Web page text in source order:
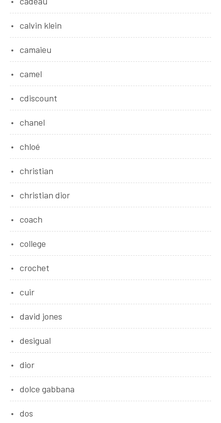
calvin klein
camaieu
camel
cdiscount
chanel
chloé
christian
christian dior
coach
college
crochet
cuir
david jones
desigual
dior
dolce gabbana
dos